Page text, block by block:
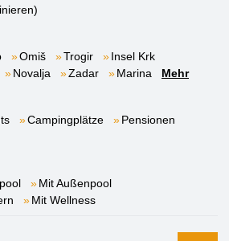
Omiš Trogir
Insel Krk
Novalja Zadar Marina
Mehr
Campingplätze
Pensionen
Mit Außenpool
Mit Wellness